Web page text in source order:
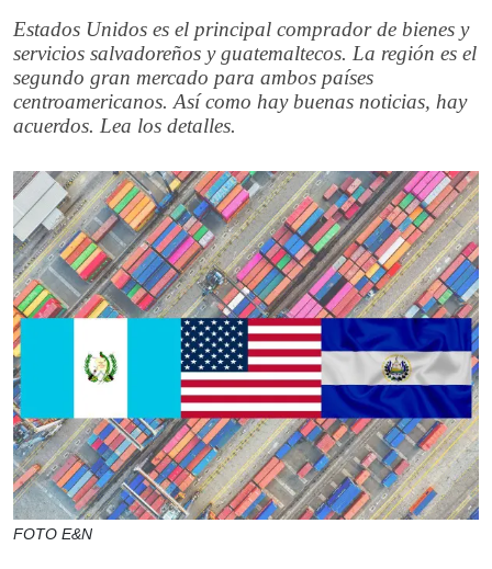
Estados Unidos es el principal comprador de bienes y
servicios salvadoreños y guatemaltecos. La región es el
segundo gran mercado para ambos países
centroamericanos. Así como hay buenas noticias, hay
acuerdos. Lea los detalles.
FOTO E&N